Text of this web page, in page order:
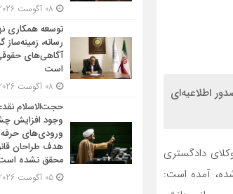
اطلاعیه‌ای
دادگستری
خراسان که در رابطه با انتشار مکرر اخبار مربوط به مسمویت های دانش آموزان دختر در مدارس صادر شده، آمده ‎است:
توسعه همکاری
رسانه،
آگاهی‌های
است
حجت‌الاسلام
وجود افزایش
ورودی‌های حرفه
هدف طراحان
محقق نشده